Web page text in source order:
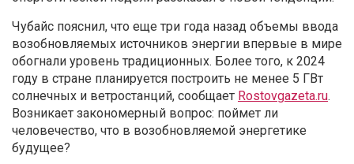
Чубайс пояснил, что еще три года назад объемы ввода
возобновляемых источников энергии впервые в мире
обогнали уровень традиционных. Более того, к 2024
году в стране планируется построить не менее 5 ГВт
солнечных и ветростанций, сообщает Rostovgazeta.ru.
Возникает закономерный вопрос: поймет ли
человечество, что в возобновляемой энергетике
будущее?